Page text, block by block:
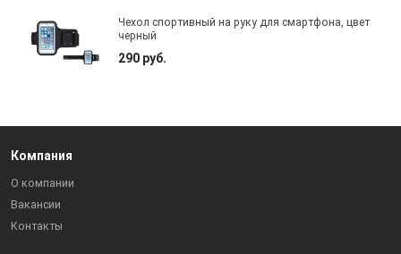
Чехол спортивный на руку для смартфона, цвет
черный
290 руб.
Компания
О компании
Вакансии
Контакты